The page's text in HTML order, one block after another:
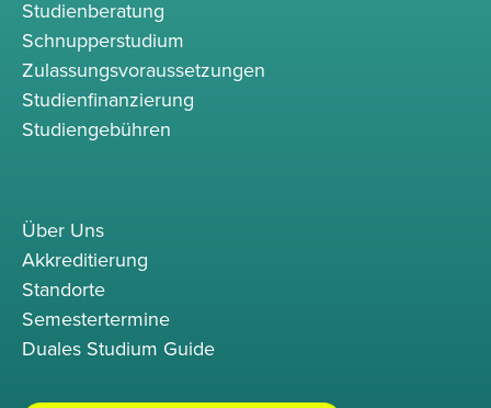
Studienberatung
Schnupperstudium
Zulassungsvoraussetzungen
Studienfinanzierung
Studiengebühren
Über Uns
Akkreditierung
Standorte
Semestertermine
Duales Studium Guide